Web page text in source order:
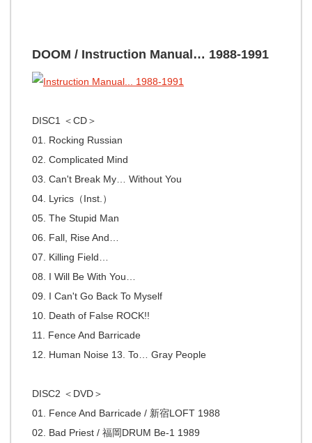
DOOM / Instruction Manual… 1988-1991
DISC1 ＜CD＞
01. Rocking Russian
02. Complicated Mind
03. Can't Break My… Without You
04. Lyrics（Inst.）
05. The Stupid Man
06. Fall, Rise And…
07. Killing Field…
08. I Will Be With You…
09. I Can't Go Back To Myself
10. Death of False ROCK!!
11. Fence And Barricade
12. Human Noise 13. To… Gray People
DISC2 ＜DVD＞
01. Fence And Barricade / 新宿LOFT 1988
02. Bad Priest / 福岡DRUM Be-1 1989